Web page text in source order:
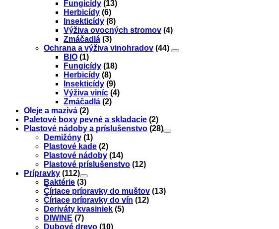
Fungicídy (13)
Herbicídy (6)
Insekticídy (8)
Výživa ovocných stromov (4)
Zmáčadlá (3)
Ochrana a výživa vinohradov (44)
BIO (1)
Fungicídy (18)
Herbicídy (8)
Insekticídy (9)
Výživa viníc (4)
Zmáčadlá (2)
Oleje a mazivá (2)
Paletové boxy pevné a skladacie (2)
Plastové nádoby a príslušenstvo (28)
Demižóny (1)
Plastové kade (2)
Plastové nádoby (14)
Plastové príslušenstvo (12)
Prípravky (112)
Baktérie (3)
Číriace prípravky do muštov (13)
Číriace prípravky do vín (12)
Deriváty kvasiniek (5)
DIWINE (7)
Dubové drevo (10)